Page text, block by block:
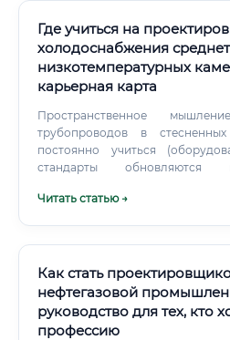
Где учиться на
холодоснабжения
низкотемпературных
карьерная карта
Пространственное
трубопроводов в
постоянно учиться
стандарты
Заказчиками и экспертами ГГЭ.
Читать статью →
Как стать
нефтегазовой
руководство для тех, кто
профессию